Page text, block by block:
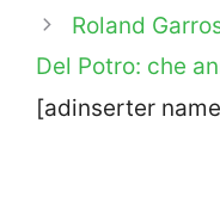
Roland
Del Potro: che
[adinserter